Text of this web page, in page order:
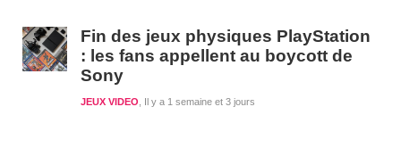
Fin des jeux physiques PlayStation
: les fans appellent au boycott de
Sony
Il y a 1 semaine et 3 jours
JEUX VIDEO